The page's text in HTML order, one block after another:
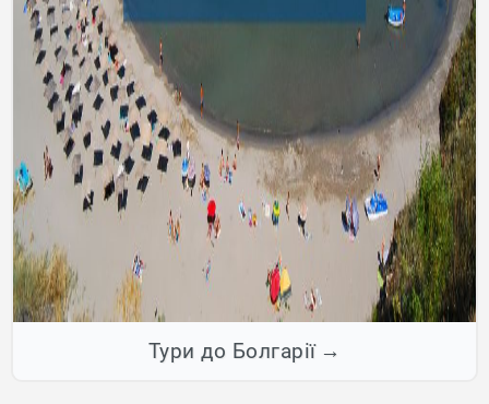
Тури до Болгарії